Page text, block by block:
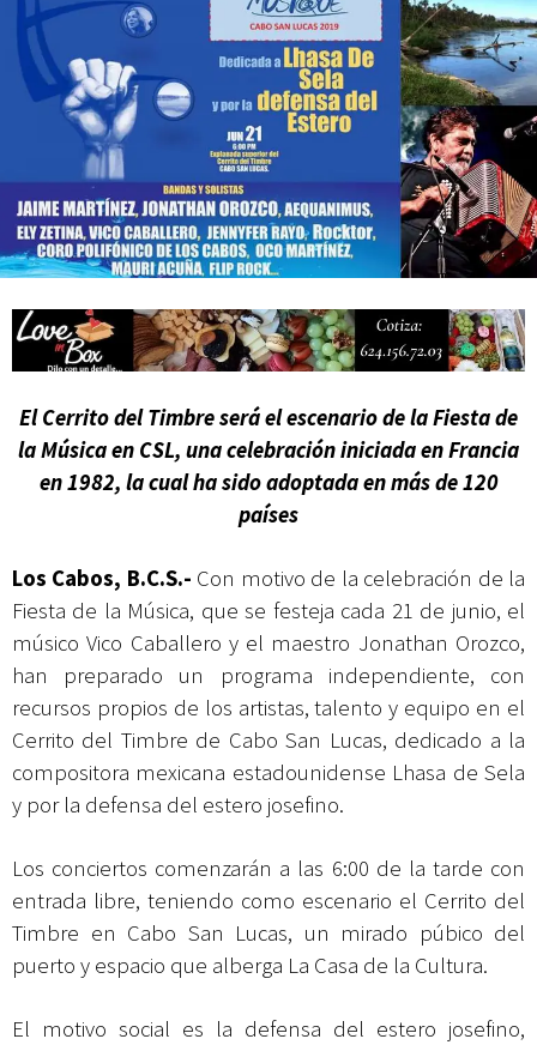
Campesina
El Cerrito del Timbre será el escenario de la Fiesta de
la Música en CSL, una celebración iniciada en Francia
en 1982, la cual ha sido adoptada en más de 120
países
Los Cabos, B.C.S.- Con motivo de la celebración de la
Fiesta de la Música, que se festeja cada 21 de junio, el
músico Vico Caballero y el maestro Jonathan Orozco,
han preparado un programa independiente, con
recursos propios de los artistas, talento y equipo en el
Cerrito del Timbre de Cabo San Lucas, dedicado a la
compositora mexicana estadounidense Lhasa de Sela
y por la defensa del estero josefino.
Los conciertos comenzarán a las 6:00 de la tarde con
entrada libre, teniendo como escenario el Cerrito del
Timbre en Cabo San Lucas, un mirado púbico del
puerto y espacio que alberga La Casa de la Cultura.
El motivo social es la defensa del estero josefino,